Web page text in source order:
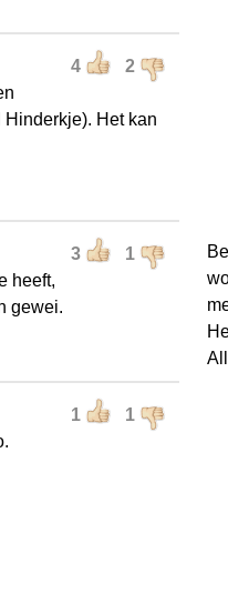
4 2
Het kan
3 1
heeft,
gewei.
1 1